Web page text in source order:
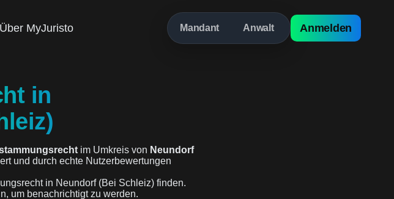
MyJuristo Mandant Anwalt Anmelden
in
im Umkreis von Neundorf
und durch echte Nutzerbewertungen
in Neundorf (Bei Schleiz) finden.
um benachrichtigt zu werden.